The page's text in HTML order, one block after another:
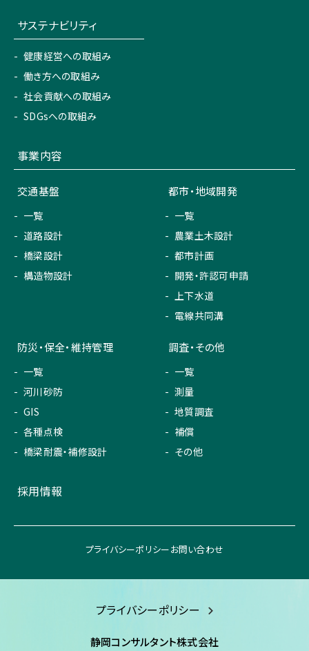
サステナビリティ
健康経営への取組み
働き方への取組み
社会貢献への取組み
SDGsへの取組み
事業内容
交通基盤
一覧
道路設計
橋梁設計
構造物設計
都市・地域開発
一覧
農業土木設計
都市計画
開発・許認可申請
上下水道
電線共同溝
防災・保全・維持管理
一覧
河川砂防
GIS
各種点検
橋梁耐震・補修設計
調査・その他
一覧
測量
地質調査
補償
その他
採用情報
プライバシーポリシーお問い合わせ
プライバシーポリシー
静岡コンサルタント株式会社